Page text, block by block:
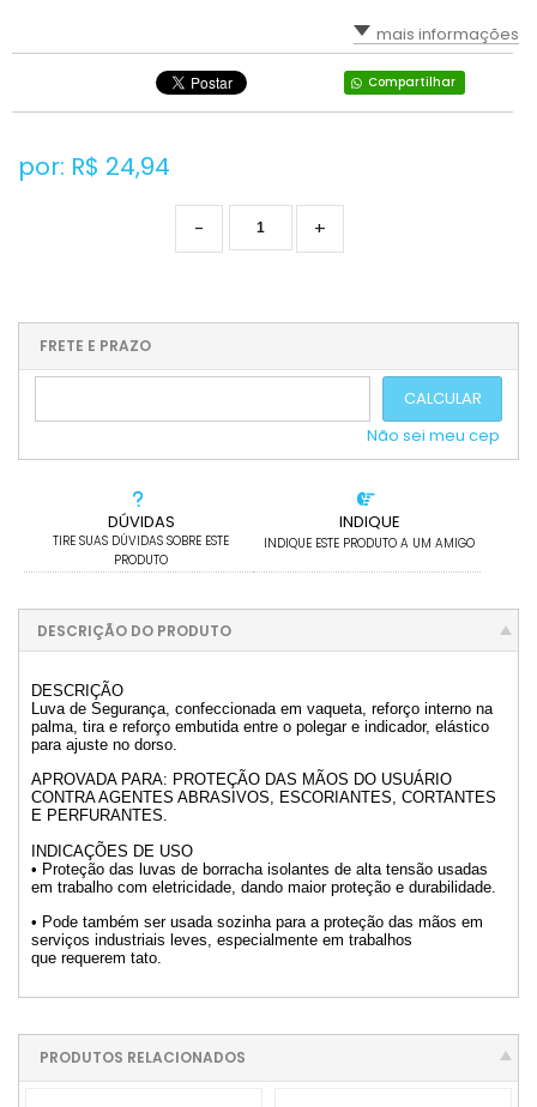
mais informações
Compartilhar
DÚVIDAS
TIRE SUAS DÚVIDAS SOBRE ESTE
PRODUTO
INDIQUE
INDIQUE ESTE PRODUTO A UM AMIGO
por: R$ 24,94
+
-
FRETE E PRAZO
CALCULAR
Não sei meu cep
DESCRIÇÃO DO PRODUTO
DESCRIÇÃO
Luva de Segurança, confeccionada em vaqueta, reforço interno na
palma, tira e reforço embutida entre o polegar e indicador, elástico
para ajuste no dorso.
APROVADA PARA: PROTEÇÃO DAS MÃOS DO USUÁRIO
CONTRA AGENTES ABRASIVOS, ESCORIANTES, CORTANTES
E PERFURANTES.
INDICAÇÕES DE USO
• Proteção das luvas de borracha isolantes de alta tensão usadas
em trabalho com eletricidade, dando maior proteção e durabilidade.
• Pode também ser usada sozinha para a proteção das mãos em
serviços industriais leves, especialmente em trabalhos
que requerem tato.
PRODUTOS RELACIONADOS